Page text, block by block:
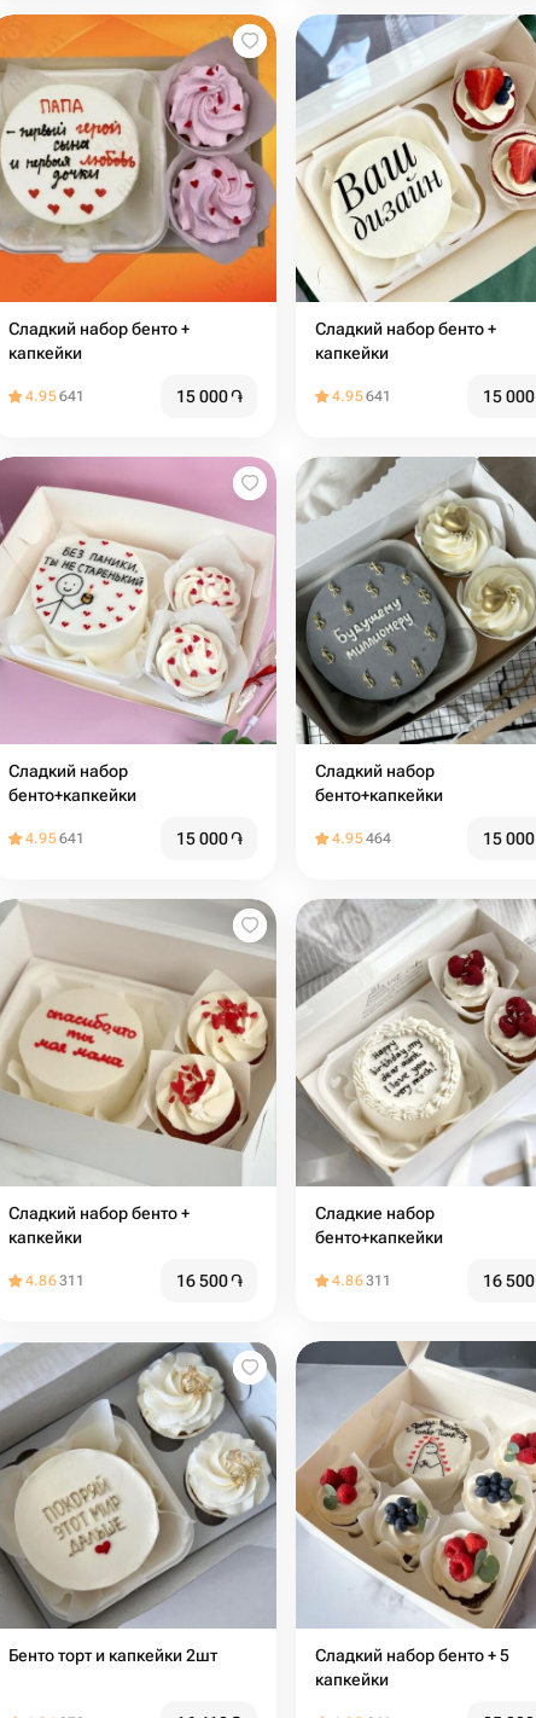
Сладкий набор бенто +
капкейки
4.95641 15 000֏
Сладкий набор бенто +
капкейки
4.95641 15 000
Сладкий набор
бенто+капкейки
4.95641 15 000֏
Сладкий набор
бенто+капкейки
4.95464 15 000
Сладкий набор бенто +
капкейки
4.86311 16 500֏
Сладкие набор
бенто+капкейки
4.86311 16 500
Бенто торт и капкейки 2шт
Сладкий набор бенто + 5
капкейки